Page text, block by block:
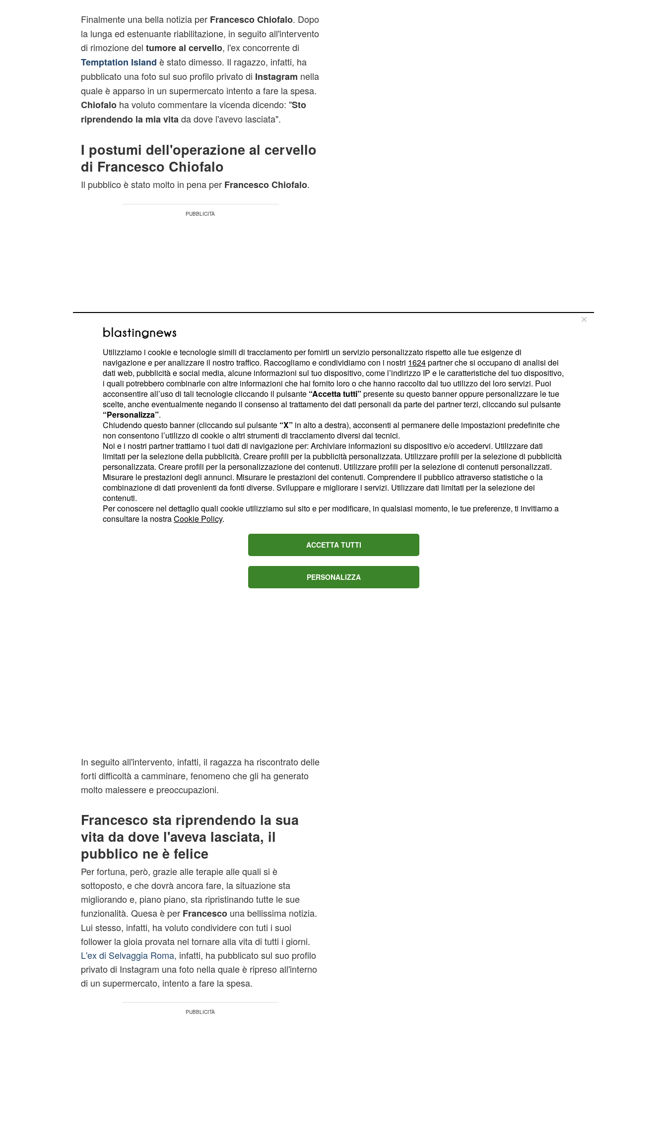
Finalmente una bella notizia per Francesco Chiofalo. Dopo
la lunga ed estenuante riabilitazione, in seguito all'intervento
di rimozione del tumore al cervello, l'ex concorrente di
Temptation Island è stato dimesso. Il ragazzo, infatti, ha
pubblicato una foto sul suo profilo privato di Instagram nella
quale è apparso in un supermercato intento a fare la spesa.
Chiofaloha voluto commentare la vicenda dicendo: "Sto
riprendendo la mia vita da dove l'avevo lasciata".
I postumi dell'operazione al cervello
di Francesco Chiofalo
Il pubblico è stato molto in pena per Francesco Chiofalo.
Dopo aver appreso, un po' per caso, la presenza di un
melanoma al cervello, la vita diChiofaloè drasticamente
cambiata.L'ex di Selvaggia Roma si è dovuto sottoporread
un delicatissimo intervento chirurgico di rimozione della
materia. L'operazione è stata molto lunga e difficile e
comportava un rischio molto elevato di disabilità
permanenti, tra cui paralisi, demenza e cecità.Francesco,
però, non ha avuto scelta, si è dovuto sottoporre a tale
intervento prendendo in considerazione tutti i rischi annessi.
Per fortuna, dopo circa 9 ore di intervento,Chiofaloè uscito
dalla sala operatoria e, fortunatamente, non ha riportato
nessun danno permanente. Ad ogni modo, si è dovuto
In seguito all'intervento, infatti, il ragazza ha riscontrato delle
forti difficoltà a camminare, fenomeno che gli ha generato
molto malessere e preoccupazioni.
Francesco sta riprendendo la sua
vita da dove l'aveva lasciata, il
pubblico ne è felice
Per fortuna, però, grazie alle terapie alle quali si è
sottoposto, e che dovrà ancora fare, la situazione sta
migliorando e, piano piano, sta ripristinando tutte le sue
funzionalità. Quesa è per Francescouna bellissima notizia.
Lui stesso, infatti, ha voluto condividere con tuti i suoi
follower la gioia provata nel tornare alla vita di tutti i giorni.
L'ex di Selvaggia Roma, infatti, ha pubblicato sul suo profilo
privato di Instagram una foto nella quale è ripreso all'interno
di un supermercato, intento a fare la spesa.
Utilizziamo i cookie e tecnologie simili di tracciamento per fornirti un servizio personalizzato rispetto alle tue esigenze di
navigazione e per analizzare il nostro traffico. Raccogliamo e condividiamo con i nostri 1624partner che si occupano di analisi dei
dati web, pubblicità e social media, alcune informazioni sul tuo dispositivo, come l’indirizzo IP e le caratteristiche del tuo dispositivo,
i quali potrebbero combinarle con altre informazioni che hai fornito loro o che hanno raccolto dal tuo utilizzo dei loro servizi. Puoi
acconsentire all’uso di tali tecnologie cliccando il pulsante “Accetta tutti” presente su questo banner oppure personalizzare le tue
scelte, anche eventualmente negando il consenso al trattamento dei dati personali da parte dei partner terzi, cliccando sul pulsante
“Personalizza”.
Chiudendo questo banner (cliccando sul pulsante “X” in alto a destra), acconsenti al permanere delle impostazioni predefinite che
non consentono l’utilizzo di cookie o altri strumenti di tracciamento diversi dai tecnici.
Noi e i nostri partner trattiamo i tuoi dati di navigazione per: Archiviare informazioni su dispositivo e/o accedervi. Utilizzare dati
limitati per la selezione della pubblicità. Creare profili per la pubblicità personalizzata. Utilizzare profili per la selezione di pubblicità
personalizzata. Creare profili per la personalizzazione dei contenuti. Utilizzare profili per la selezione di contenuti personalizzati.
Misurare le prestazioni degli annunci. Misurare le prestazioni dei contenuti. Comprendere il pubblico attraverso statistiche o la
combinazione di dati provenienti da fonti diverse. Sviluppare e migliorare i servizi. Utilizzare dati limitati per la selezione dei
contenuti.
Per conoscere nel dettaglio quali cookie utilizziamo sul sito e per modificare, in qualsiasi momento, le tue preferenze, ti invitiamo a
consultare la nostraCookie Policy.
ACCETTA TUTTI
PERSONALIZZA